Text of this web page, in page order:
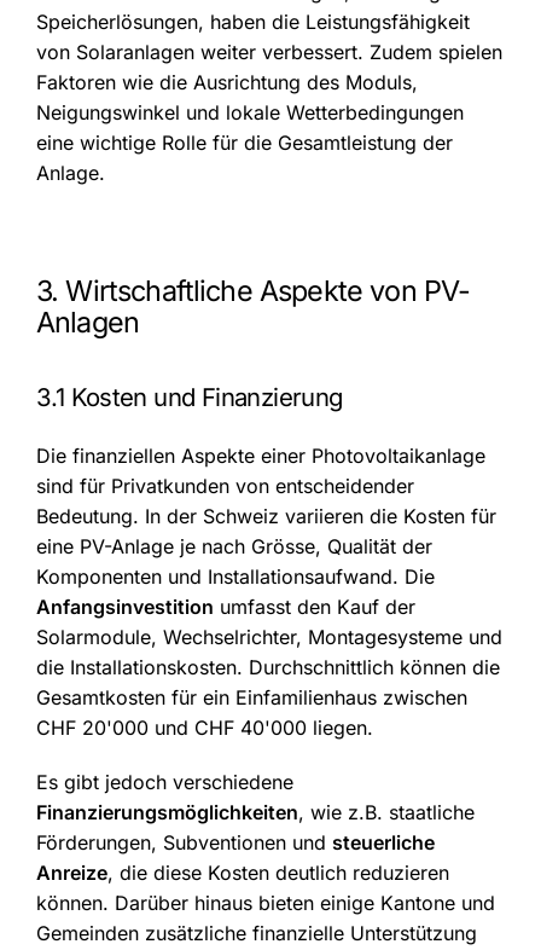
Speicherlösungen, haben die Leistungsfähigkeit
von Solaranlagen weiter verbessert. Zudem spielen
Faktoren wie die Ausrichtung des Moduls,
Neigungswinkel und lokale Wetterbedingungen
eine wichtige Rolle für die Gesamtleistung der
Anlage.
3. Wirtschaftliche Aspekte von PV-
Anlagen
3.1 Kosten und Finanzierung
Die finanziellen Aspekte einer Photovoltaikanlage
sind für Privatkunden von entscheidender
Bedeutung. In der Schweiz variieren die Kosten für
eine PV-Anlage je nach Grösse, Qualität der
Komponenten und Installationsaufwand. Die
Anfangsinvestition umfasst den Kauf der
Solarmodule, Wechselrichter, Montagesysteme und
die Installationskosten. Durchschnittlich können die
Gesamtkosten für ein Einfamilienhaus zwischen
CHF 20'000 und CHF 40'000 liegen.
Es gibt jedoch verschiedene
Finanzierungsmöglichkeiten, wie z.B. staatliche
Förderungen, Subventionen und steuerliche
Anreize, die diese Kosten deutlich reduzieren
können. Darüber hinaus bieten einige Kantone und
Gemeinden zusätzliche finanzielle Unterstützung